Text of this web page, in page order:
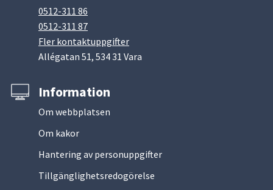
0512-311 86
0512-311 87
Fler kontaktuppgifter
Allégatan 51, 534 31 Vara
Information
Om webbplatsen
Om kakor
Hantering av personuppgifter
Tillgänglighetsredogörelse